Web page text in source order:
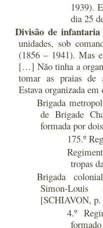
1939).
dia 25
Divisão de infantaria
unidades, sob
(1856 – 1941). Mas
[…] Não tinha a
tomar as praias de
Estava organizada em
Brigada
de Brigade
formada por
175.º
tropas
Brigada
Simon-
[SCHIAVON,
4.º